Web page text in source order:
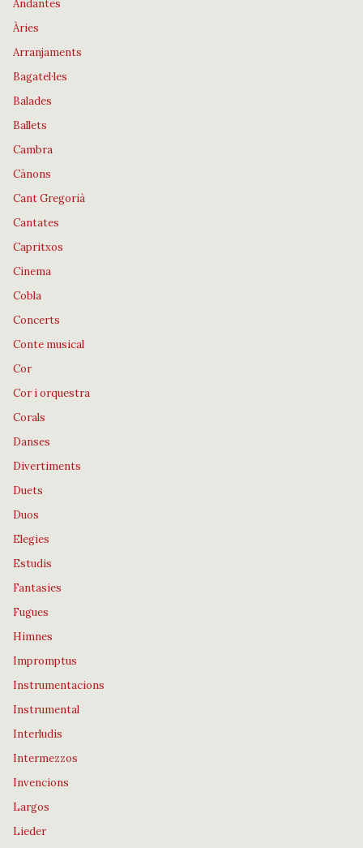
Andantes
Àries
Arranjaments
Bagatel·les
Balades
Ballets
Cambra
Cànons
Cant Gregorià
Cantates
Capritxos
Cinema
Cobla
Concerts
Conte musical
Cor
Cor i orquestra
Corals
Danses
Divertiments
Duets
Duos
Elegies
Estudis
Fantasies
Fugues
Himnes
Impromptus
Instrumentacions
Instrumental
Interludis
Intermezzos
Invencions
Largos
Lieder